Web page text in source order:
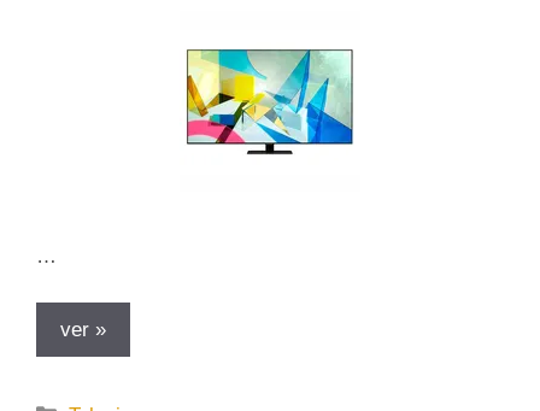
…
ver »